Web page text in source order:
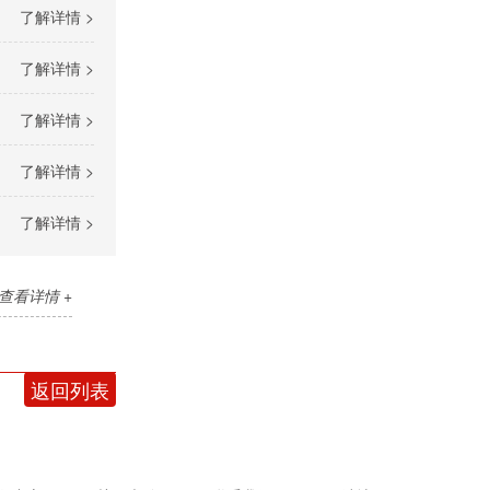
了解详情 >
了解详情 >
了解详情 >
了解详情 >
了解详情 >
查看详情 +
返回列表